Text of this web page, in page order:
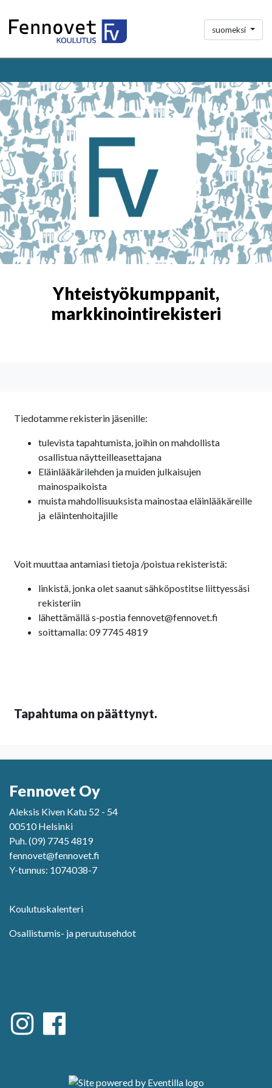
suomeksi
Yhteistyökumppanit,
markkinointirekisteri
Tiedotamme rekisterin jäsenille:
tulevista tapahtumista, joihin on mahdollista
osallistua näytteilleasettajana
Eläinlääkärilehden ja muiden julkaisujen
mainospaikoista
muista mahdollisuuksista mainostaa eläinlääkäreille
ja eläintenhoitajille
Voit muuttaa antamiasi tietoja /poistua rekisteristä:
linkistä, jonka olet saanut sähköpostitse liittyessäsi
rekisteriin
lähettämällä s-postia fennovet@fennovet.fi
soittamalla: 09 7745 4819
Tapahtuma on päättynyt.
Fennovet Oy
Aleksis Kiven Katu 52 - 54
00510 Helsinki
Puh. (09) 7745 4819
fennovet@fennovet.fi
Y-tunnus: 1074038-7
Koulutuskalenteri
Osallistumis- ja peruutusehdot